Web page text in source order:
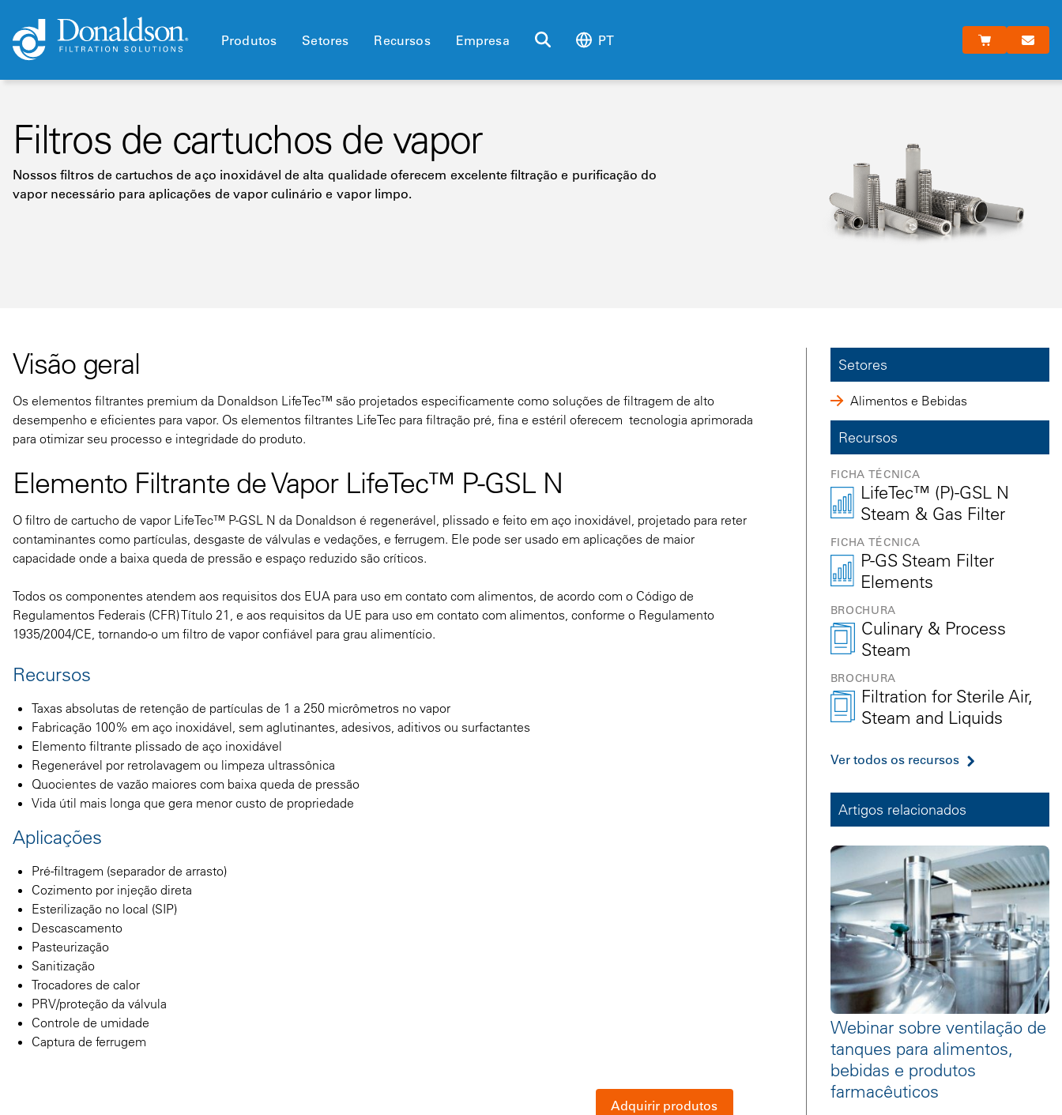
Produtos Setores Recursos Empresa PT
Filtros de cartuchos de vapor
Nossos filtros de cartuchos de aço inoxidável de alta qualidade oferecem excelente filtração e purificação do
vapor necessário para aplicações de vapor culinário e vapor limpo.
Visão geral
Os elementos filtrantes premium da Donaldson LifeTec™ são projetados especificamente como soluções de filtragem de alto
desempenho e eficientes para vapor. Os elementos filtrantes LifeTec para filtração pré, fina e estéril oferecem tecnologia aprimorada
para otimizar seu processo e integridade do produto.
Elemento Filtrante de Vapor LifeTec™ P-GSL N
O filtro de cartucho de vapor LifeTec™ P-GSL N da Donaldson é regenerável, plissado e feito em aço inoxidável, projetado para reter
contaminantes como partículas, desgaste de válvulas e vedações, e ferrugem. Ele pode ser usado em aplicações de maior
capacidade onde a baixa queda de pressão e espaço reduzido são críticos.
Todos os componentes atendem aos requisitos dos EUA para uso em contato com alimentos, de acordo com o Código de
Regulamentos Federais (CFR) Título 21, e aos requisitos da UE para uso em contato com alimentos, conforme o Regulamento
1935/2004/CE, tornando-o um filtro de vapor confiável para grau alimentício.
Recursos
Taxas absolutas de retenção de partículas de 1 a 250 micrômetros no vapor
Fabricação 100% em aço inoxidável, sem aglutinantes, adesivos, aditivos ou surfactantes
Elemento filtrante plissado de aço inoxidável
Regenerável por retrolavagem ou limpeza ultrassônica
Quocientes de vazão maiores com baixa queda de pressão
Vida útil mais longa que gera menor custo de propriedade
Aplicações
Pré-filtragem (separador de arrasto)
Cozimento por injeção direta
Esterilização no local (SIP)
Descascamento
Pasteurização
Sanitização
Trocadores de calor
PRV/proteção da válvula
Controle de umidade
Captura de ferrugem
Adquirir produtos
Setores
Alimentos e Bebidas
Recursos
FICHA TÉCNICA
LifeTec™ (P)-GSL N
Steam & Gas Filter
FICHA TÉCNICA
P-GS Steam Filter
Elements
BROCHURA
Culinary & Process
Steam
BROCHURA
Filtration for Sterile Air,
Steam and Liquids
Ver todos os recursos
Artigos relacionados
Webinar sobre ventilação de
tanques para alimentos,
bebidas e produtos
farmacêuticos